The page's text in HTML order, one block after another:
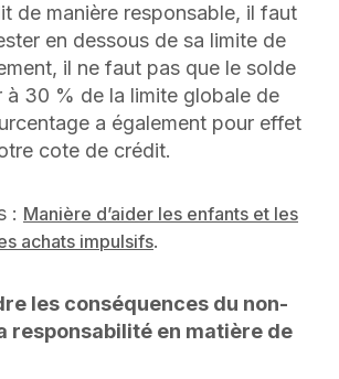
de manière responsable, il faut
en dessous de sa limite de
il ne faut pas que le solde
à 30 % de la limite globale de
a également pour effet
cote de crédit.
: Manière d’aider les enfants et les
achats impulsifs.
les conséquences du non-
responsabilité en matière de